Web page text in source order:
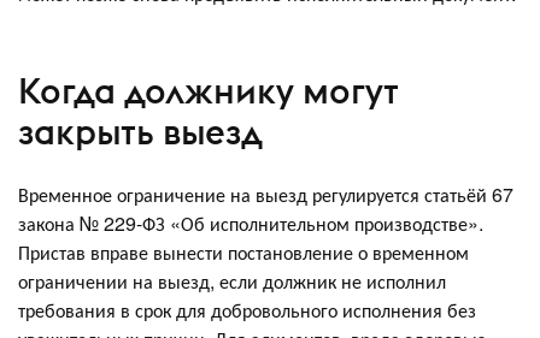
Когда должнику могут
закрыть выезд
Временное ограничение на выезд регулируется статьёй 67
закона № 229-ФЗ «Об исполнительном производстве».
Пристав вправе вынести постановление о временном
ограничении на выезд, если должник не исполнил
требования в срок для добровольного исполнения без